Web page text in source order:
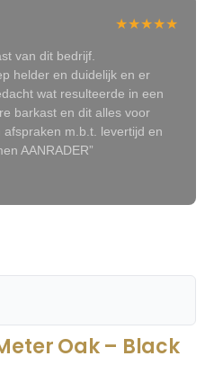
★★★★★
van dit bedrijf.
helder en duidelijk en er
wat resulteerde in een
barkast en dit alles voor
m.b.t. levertijd en
AANRADER”
Oak – Black